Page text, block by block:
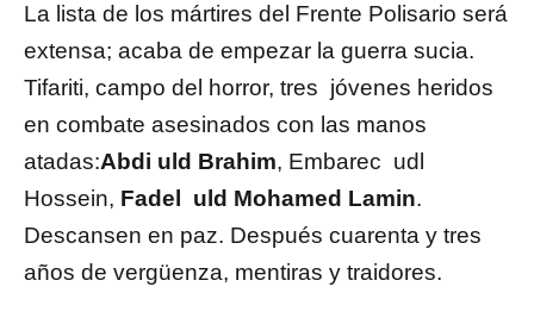
La lista de los mártires del Frente Polisario será
extensa; acaba de empezar la guerra sucia.
Tifariti, campo del horror, tres jóvenes heridos
en combate asesinados con las manos
atadas:Abdi uld Brahim, Embarec udl
Hossein, Fadel uld Mohamed Lamin.
Descansen en paz. Después cuarenta y tres
años de vergüenza, mentiras y traidores.